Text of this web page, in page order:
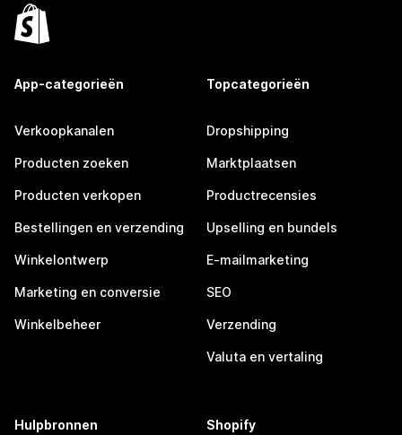
App-categorieën
Verkoopkanalen
Producten zoeken
Producten verkopen
Bestellingen en verzending
Winkelontwerp
Marketing en conversie
Winkelbeheer
Topcategorieën
Dropshipping
Marktplaatsen
Productrecensies
Upselling en bundels
E-mailmarketing
SEO
Verzending
Valuta en vertaling
Hulpbronnen Shopify